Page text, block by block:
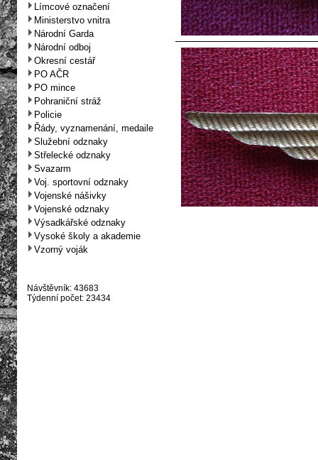
Límcové označení
Ministerstvo vnitra
Národní Garda
Národní odboj
Okresní cestář
PO AČR
PO mince
Pohraniční stráž
Policie
Řády, vyznamenání, medaile
Služební odznaky
Střelecké odznaky
Svazarm
Voj. sportovní odznaky
Vojenské nášivky
Vojenské odznaky
Výsadkářské odznaky
Vysoké školy a akademie
Vzorný voják
Návštěvník: 43683
Týdenní počet: 23434